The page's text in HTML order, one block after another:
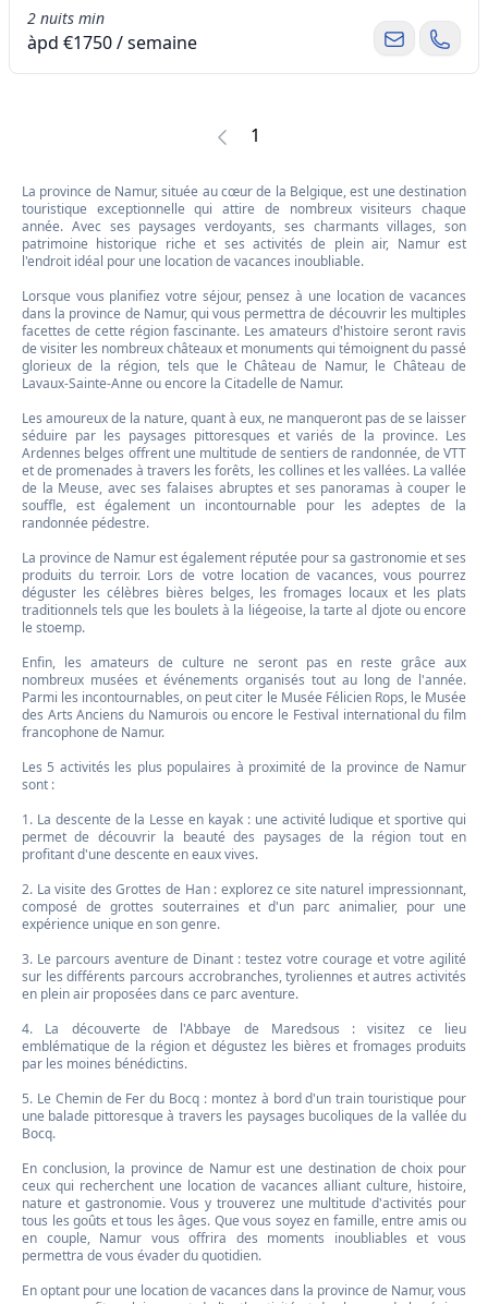
2 nuits min
àpd €1750 / semaine
1
La province de Namur, située au cœur de la Belgique, est une destination
touristique exceptionnelle qui attire de nombreux visiteurs chaque
année. Avec ses paysages verdoyants, ses charmants villages, son
patrimoine historique riche et ses activités de plein air, Namur est
l'endroit idéal pour une location de vacances inoubliable.
Lorsque vous planifiez votre séjour, pensez à une location de vacances
dans la province de Namur, qui vous permettra de découvrir les multiples
facettes de cette région fascinante. Les amateurs d'histoire seront ravis
de visiter les nombreux châteaux et monuments qui témoignent du passé
glorieux de la région, tels que le Château de Namur, le Château de
Lavaux-Sainte-Anne ou encore la Citadelle de Namur.
Les amoureux de la nature, quant à eux, ne manqueront pas de se laisser
séduire par les paysages pittoresques et variés de la province. Les
Ardennes belges offrent une multitude de sentiers de randonnée, de VTT
et de promenades à travers les forêts, les collines et les vallées. La vallée
de la Meuse, avec ses falaises abruptes et ses panoramas à couper le
souffle, est également un incontournable pour les adeptes de la
randonnée pédestre.
La province de Namur est également réputée pour sa gastronomie et ses
produits du terroir. Lors de votre location de vacances, vous pourrez
déguster les célèbres bières belges, les fromages locaux et les plats
traditionnels tels que les boulets à la liégeoise, la tarte al djote ou encore
le stoemp.
Enfin, les amateurs de culture ne seront pas en reste grâce aux
nombreux musées et événements organisés tout au long de l'année.
Parmi les incontournables, on peut citer le Musée Félicien Rops, le Musée
des Arts Anciens du Namurois ou encore le Festival international du film
francophone de Namur.
Les 5 activités les plus populaires à proximité de la province de Namur
sont :
1. La descente de la Lesse en kayak : une activité ludique et sportive qui
permet de découvrir la beauté des paysages de la région tout en
profitant d'une descente en eaux vives.
2. La visite des Grottes de Han : explorez ce site naturel impressionnant,
composé de grottes souterraines et d'un parc animalier, pour une
expérience unique en son genre.
3. Le parcours aventure de Dinant : testez votre courage et votre agilité
sur les différents parcours accrobranches, tyroliennes et autres activités
en plein air proposées dans ce parc aventure.
4. La découverte de l'Abbaye de Maredsous : visitez ce lieu
emblématique de la région et dégustez les bières et fromages produits
par les moines bénédictins.
5. Le Chemin de Fer du Bocq : montez à bord d'un train touristique pour
une balade pittoresque à travers les paysages bucoliques de la vallée du
Bocq.
En conclusion, la province de Namur est une destination de choix pour
ceux qui recherchent une location de vacances alliant culture, histoire,
nature et gastronomie. Vous y trouverez une multitude d'activités pour
tous les goûts et tous les âges. Que vous soyez en famille, entre amis ou
en couple, Namur vous offrira des moments inoubliables et vous
permettra de vous évader du quotidien.
En optant pour une location de vacances dans la province de Namur, vous